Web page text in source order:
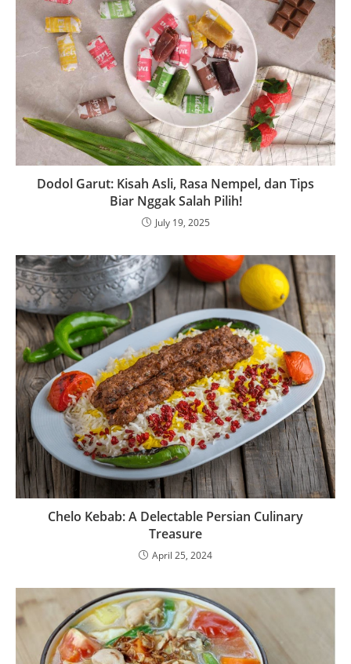
Dodol Garut: Kisah Asli, Rasa Nempel, dan Tips
Biar Nggak Salah Pilih!
July 19, 2025
Chelo Kebab: A Delectable Persian Culinary
Treasure
April 25, 2024